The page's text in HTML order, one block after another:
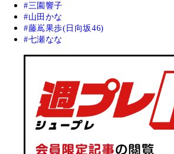
三園響子
山田かな
藤嶌果歩(日向坂46)
七瀬なな